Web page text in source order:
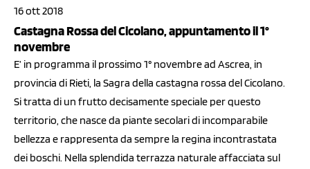
16 ott 2018
Castagna Rossa del Cicolano, appuntamento il 1°
novembre
E’ in programma il prossimo 1° novembre ad Ascrea, in
provincia di Rieti, la Sagra della castagna rossa del Cicolano.
Si tratta di un frutto decisamente speciale per questo
territorio, che nasce da piante secolari di incomparabile
bellezza e rappresenta da sempre la regina incontrastata
dei boschi. Nella splendida terrazza naturale affacciata sul